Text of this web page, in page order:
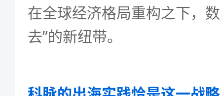
在全球经济格局重构之下，
去”的新纽带。